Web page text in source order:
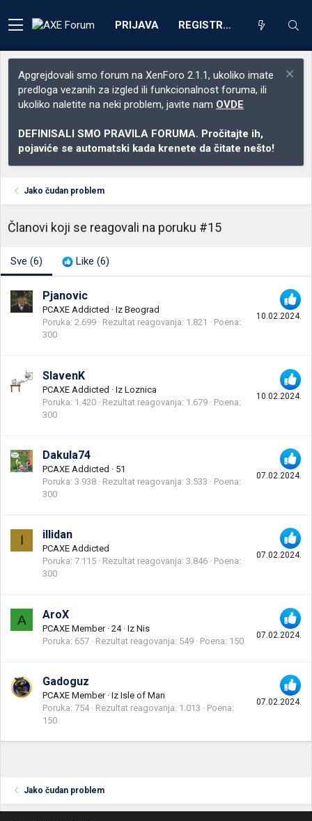
PRIJAVA REGISTRACIJA
Apgrejdovali smo forum na XenForo 2.1.1, ukoliko imate
predloga vezanih za izgled ili funkcionalnost foruma, ili
ukoliko naletite na neki problem, javite nam OVDE
DEFINISALI SMO PRAVILA FORUMA. Pročitajte ih,
pojaviće se automatski kada krenete da čitate nešto!
Jako čudan problem
Članovi koji se reagovali na poruku #15
Sve (6) Like (6)
10.02.2024.
Pjanovic
PCAXE Addicted · Iz Beograd
Poruka 2.699 Rezultat reagovanja 1.821
Poena
300
10.02.2024.
SlavenK
PCAXE Addicted · Iz Loznica
Poruka 1.420 Rezultat reagovanja 1.679
Poena
300
07.02.2024.
Dakula74
PCAXE Addicted · 51
Poruka 3.938 Rezultat reagovanja 3.533
Poena
300
I
07.02.2024.
illidan
PCAXE Addicted
Poruka 7.115 Rezultat reagovanja 3.846
Poena
300
A
07.02.2024.
AroX
PCAXE Member · 24 · Iz Nis
Poruka 657 Rezultat reagovanja 549 Poena 150
07.02.2024.
Gadoguz
PCAXE Member · Iz Isle of Man
Poruka 754 Rezultat reagovanja 1.013
Poena
150
Jako čudan problem